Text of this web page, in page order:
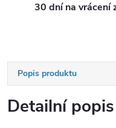
30 dní na vrácení
Popis produktu
Detailní